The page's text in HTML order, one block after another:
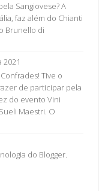
Sangiovese? A
faz além do Chianti
Brunello di
2021
Tive o
de participar pela
do evento Vini
Maestri. O
do Blogger.